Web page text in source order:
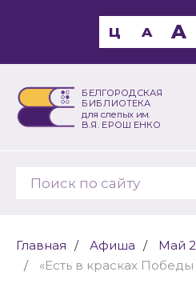
БЕЛГОРОДСКАЯ
БИБЛИОТЕКА
для слепых им.
В.Я. ЕРОШЕНКО
Ц A A
Главная Афиша
Май
«Есть в красках